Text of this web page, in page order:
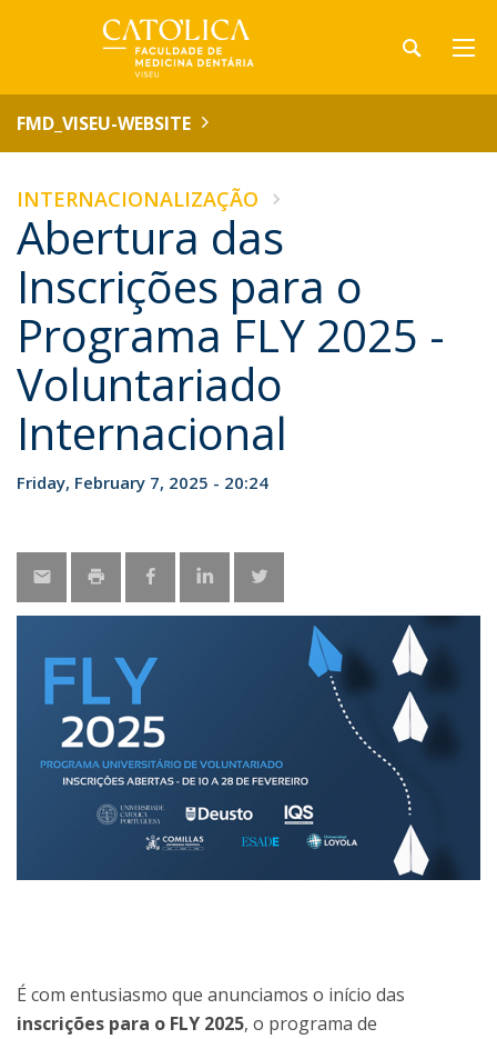
FMD_VISEU-WEBSITE
INTERNACIONALIZAÇÃO
Abertura das
Inscrições para o
Programa FLY 2025 -
Voluntariado
Internacional
Friday, February 7, 2025 - 20:24
É com entusiasmo que anunciamos o início das
inscrições para o FLY 2025, o programa de